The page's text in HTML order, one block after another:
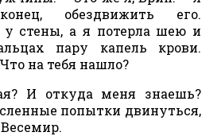
обездвижить его.
у стены, а я потерла шею и
пару капель крови.
на тебя нашло?
И откуда меня знаешь?
попытки двинуться,